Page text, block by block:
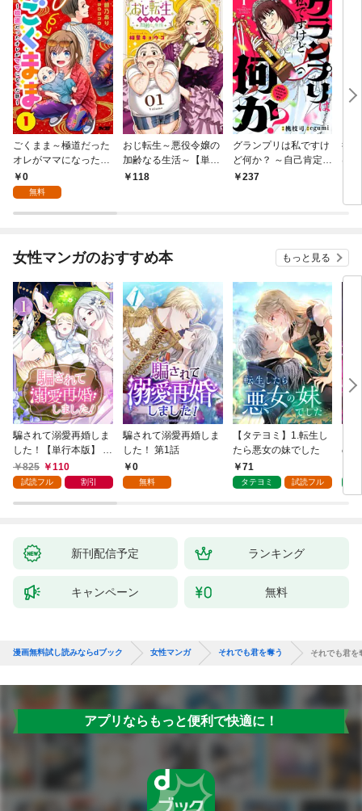
ごくまま～極道だった
オレがママになった話
～【単話】（１）
0
無料
おじ転生～悪役令嬢の
加齢なる生活～【単
話】（１）
118
グランプリは私ですけ
ど何か？ ～自己肯定モ
ンスターのミスコン無
237
後
は
女性マンガのおすすめ本 もっと見る
騙されて溺愛再婚しま
した！【単行本版】 1
巻825 110
試読フル 割引
騙されて溺愛再婚しま
した！ 第1話
0
無料
【タテヨミ】1.転生し
たら悪女の妹でした
71
タテヨミ 試読フル
の
新刊配信予定 ランキング
キャンペーン 無料
漫画無料試し読みならdブック 女性マンガ それでも君を奪う それでも君を
アプリならもっと便利で快適に！